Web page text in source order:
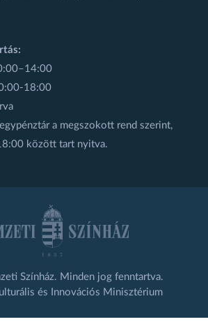
18:00
a megszokott rend szerint,
között tart nyitva.
Színház. Minden jog fenntartva.
és Innovációs Minisztérium